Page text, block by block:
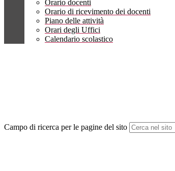
Orario docenti
Orario di ricevimento dei docenti
Piano delle attività
Orari degli Uffici
Calendario scolastico
Campo di ricerca per le pagine del sito